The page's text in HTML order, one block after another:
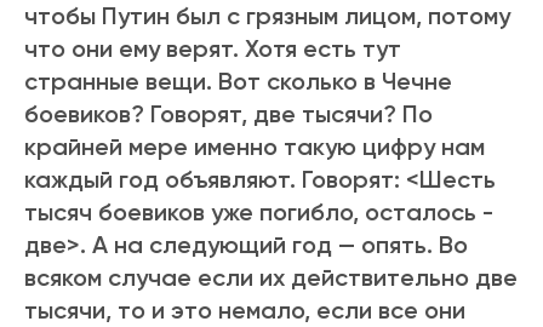
чтобы Путин был с грязным лицом, потому
что они ему верят. Хотя есть тут
странные вещи. Вот сколько в Чечне
боевиков? Говорят, две тысячи? По
крайней мере именно такую цифру нам
каждый год объявляют. Говорят: <Шесть
тысяч боевиков уже погибло, осталось -
две>. А на следующий год — опять. Во
всяком случае если их действительно две
тысячи, то и это немало, если все они